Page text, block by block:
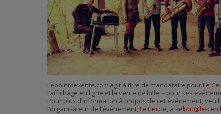
Lepointdevente.com agit à titre de mandataire pour Le
l’affichage en ligne et la vente de billets pour ses
Pour plus d’information à propos de cet événement,
l’organisateur de l’événement, Le Cercle, à sekou@le-